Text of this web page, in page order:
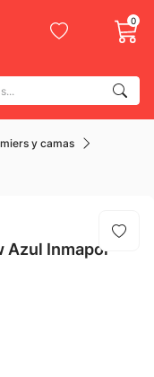
0
y más...
y camas
Azul Inmapol